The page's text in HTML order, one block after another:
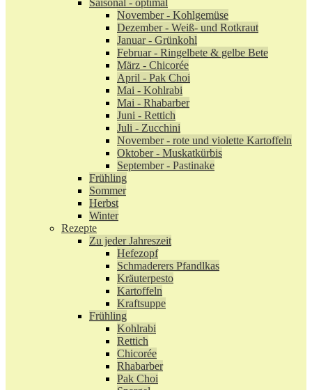
Saisonal - optimal
November - Kohlgemüse
Dezember - Weiß- und Rotkraut
Januar - Grünkohl
Februar - Ringelbete & gelbe Bete
März - Chicorée
April - Pak Choi
Mai - Kohlrabi
Mai - Rhabarber
Juni - Rettich
Juli - Zucchini
November - rote und violette Kartoffeln
Oktober - Muskatkürbis
September - Pastinake
Frühling
Sommer
Herbst
Winter
Rezepte
Zu jeder Jahreszeit
Hefezopf
Schmaderers Pfandlkas
Kräuterpesto
Kartoffeln
Kraftsuppe
Frühling
Kohlrabi
Rettich
Chicorée
Rhabarber
Pak Choi